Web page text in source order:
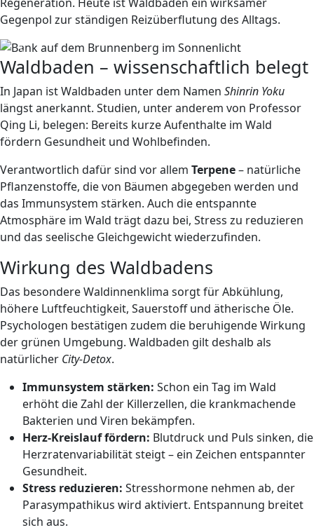
Gegenpol zur ständigen Reizüberflutung des Alltags.
Previous
Waldbaden – wissenschaftlich belegt
In Japan ist Waldbaden unter dem Namen Shinrin Yoku
längst anerkannt. Studien, unter anderem von Professor
Qing Li, belegen: Bereits kurze Aufenthalte im Wald
fördern Gesundheit und Wohlbefinden.
Verantwortlich dafür sind vor allem Terpene– natürliche
Pflanzenstoffe, die von Bäumen abgegeben werden und
das Immunsystem stärken. Auch die entspannte
Atmosphäre im Wald trägt dazu bei, Stress zu reduzieren
und das seelische Gleichgewicht wiederzufinden.
Wirkung des Waldbadens
Das besondere Waldinnenklima sorgt für Abkühlung,
höhere Luftfeuchtigkeit, Sauerstoff und ätherische Öle.
Psychologen bestätigen zudem die beruhigende Wirkung
der grünen Umgebung. Waldbaden gilt deshalb als
natürlicher City-Detox.
Immunsystem stärken: Schon ein Tag im Wald
erhöht die Zahl der Killerzellen, die krankmachende
Bakterien und Viren bekämpfen.
Herz-Kreislauf fördern: Blutdruck und Puls sinken, die
Herzratenvariabilität steigt – ein Zeichen entspannter
Gesundheit.
Stress reduzieren: Stresshormone nehmen ab, der
Parasympathikus wird aktiviert. Entspannung breitet
sich aus.